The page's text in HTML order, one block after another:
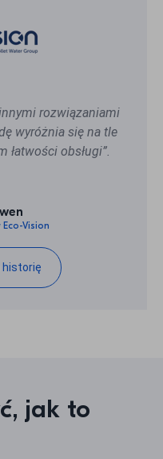
rozwiązaniami
wyróżnia się na tle
obsługi”.
Vision
historię
jak to